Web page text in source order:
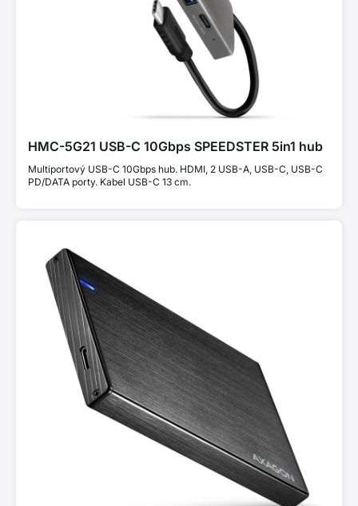
HMC-5G21 USB-C 10Gbps SPEEDSTER 5in1 hub
Multiportový USB-C 10Gbps hub. HDMI, 2 USB-A, USB-C, USB-C
PD/DATA porty. Kabel USB-C 13 cm.